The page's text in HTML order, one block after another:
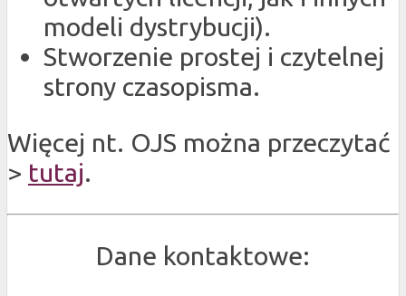
modeli dystrybucji).
Stworzenie prostej i czytelnej
strony czasopisma.
Więcej nt. OJS można przeczytać
> tutaj.
Dane kontaktowe: